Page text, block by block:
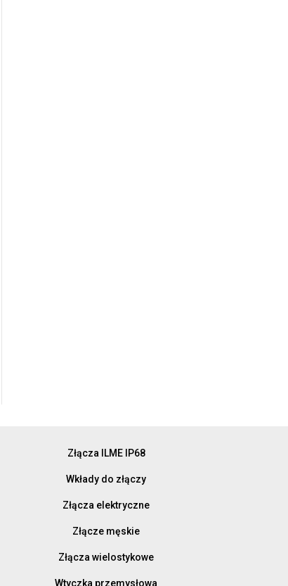
Złącza ILME IP68
Wkłady do złączy
Złącza elektryczne
Złącze męskie
Złącza wielostykowe
Wtyczka przemysłowa